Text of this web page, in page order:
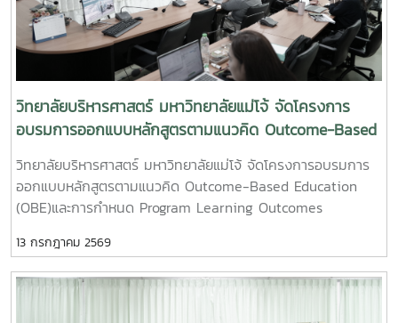
พรรษาเพื่อความเป็นสิริมงคล และเข้าร่วมกิจกรรมฐานการเรียนรู้
ด้านภูมิปัญญาล้านนา ได้แก่ การทำต้นดอกผึ้ง การทำหมากสุ่ม–
หมากเบ็ง และการทำต้นดอกต้นเทียน โดยได้ลงมือปฏิบัติจริงผ่าน
การถ่ายทอดองค์ความรู้จากวิทยากรผู้ทรงคุณวุฒิด้านศิลป
วัฒนธรรมล้านนา
วิทยาลัยบริหารศาสตร์ มหาวิทยาลัยแม่โจ้ จัดโครงการ
อบรมการออกแบบหลักสูตรตามแนวคิด Outcome-Based
Education (OBE) และการกำหนด Program Learning
Outcomes (PLOs) เมื่อวันที่ 8 กรกฎาคม 2569 ณ ห้อง
ประชุมราชสีห์ วิทยาลัยบริหารศาสตร์
วิทยาลัยบริหารศาสตร์ มหาวิทยาลัยแม่โจ้ จัดโครงการอบรมการ
ออกแบบหลักสูตรตามแนวคิด Outcome-Based Education
(OBE)และการกำหนด Program Learning Outcomes
วิทยาลัยบริหารศาสตร์เพื่อเสริมสร้างความรู้ ความเข้าใจ และ
พัฒนาศักยภาพของคณาจารย์ในการออกแบบและพัฒนา
หลักสูตรให้สอดคล้องกับมาตรฐานการศึกษาที่มุ่งเน้นผลลัพธ์การ
13 กรกฎาคม 2569